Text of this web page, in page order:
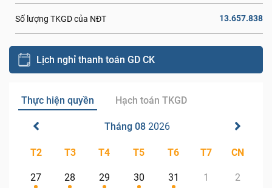
Số lượng TKGD của NĐT 13.657.838
Lịch nghỉ thanh toán GD CK
Thực hiện quyền Hạch toán TKGD
Tháng 08 2026
T2 T3 T4 T5 T6 T7 CN
27 28 29 30 31 1 2